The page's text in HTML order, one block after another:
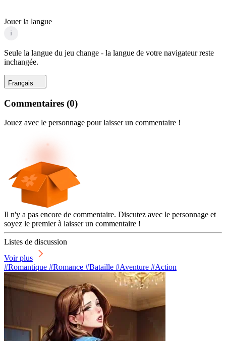
Jouer la langue
i
Seule la langue du jeu change - la langue de votre navigateur reste
inchangée.
Français
Commentaires (0)
Jouez avec le personnage pour laisser un commentaire !
Il n'y a pas encore de commentaire. Discutez avec le personnage et
soyez le premier à laisser un commentaire !
Listes de discussion
Voir plus
#Romantique #Romance #Bataille #Aventure #Action